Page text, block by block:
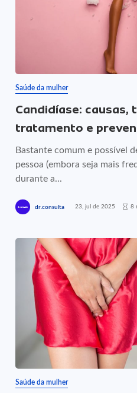
Saúde da mulher
Candidíase: causas,
tratamento e
Bastante comum e possível
pessoa (embora seja mais
durante a...
dr.consulta 23, jul de 2025 8
Saúde da mulher